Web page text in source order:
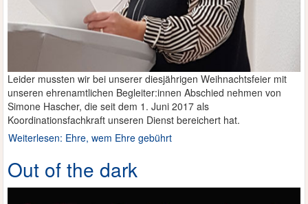
Leider mussten wir bei unserer diesjährigen Weihnachtsfeier mit
unseren ehrenamtlichen Begleiter:innen Abschied nehmen von
Simone Hascher, die seit dem 1. Juni 2017 als
Koordinationsfachkraft unseren Dienst bereichert hat.
Weiterlesen: Ehre, wem Ehre gebührt
Out of the dark